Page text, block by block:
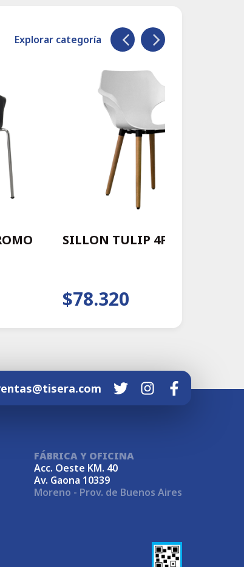
Explorar categoría
SILLON TULIP 4P WOOD
$78.320
FÁBRICA Y OFICINA
Acc. Oeste KM. 40
Av. Gaona 10339
Moreno - Prov. de Buenos Aires